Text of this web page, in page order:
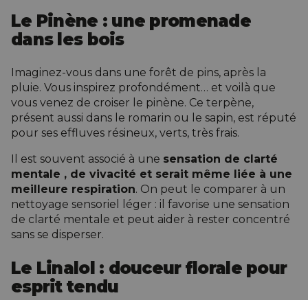
Le Pinène : une promenade
dans les bois
Imaginez-vous dans une forêt de pins, après la
pluie. Vous inspirez profondément… et voilà que
vous venez de croiser le pinène. Ce terpène,
présent aussi dans le romarin ou le sapin, est réputé
pour ses effluves résineux, verts, très frais.
Il est souvent associé à une sensation de clarté
mentale , de vivacité et serait même liée à une
meilleure respiration. On peut le comparer à un
nettoyage sensoriel léger : il favorise une sensation
de clarté mentale et peut aider à rester concentré
sans se disperser.
Le Linalol : douceur florale pour
esprit tendu